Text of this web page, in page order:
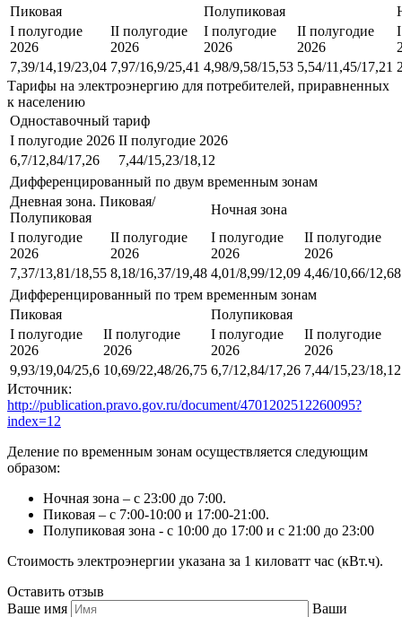
Пиковая
Полупиковая
I полугодие
2026
II полугодие
2026
I полугодие
2026
II полугодие
2026
7,39/14,19/23,04 7,97/16,9/25,41 4,98/9,58/15,53 5,54/11,45/17,21
Тарифы на электроэнергию для потребителей, приравненных
к населению
Одноставочный тариф
I полугодие 2026 II полугодие 2026
6,7/12,84/17,26
7,44/15,23/18,12
Дифференцированный по двум временным зонам
Дневная зона. Пиковая/
Полупиковая
Ночная зона
I полугодие
2026
II полугодие
2026
I полугодие
2026
II полугодие
2026
7,37/13,81/18,55 8,18/16,37/19,48 4,01/8,99/12,09 4,46/10,66/12,68
Дифференцированный по трем временным зонам
Пиковая
Полупиковая
I полугодие
2026
II полугодие
2026
I полугодие
2026
II полугодие
2026
9,93/19,04/25,6 10,69/22,48/26,75 6,7/12,84/17,26 7,44/15,23/18,12
Источник:
http://publication.pravo.gov.ru/document/4701202512260095?
index=12
Деление по временным зонам осуществляется следующим
образом:
Ночная зона – с 23:00 до 7:00.
Пиковая – с 7:00-10:00 и 17:00-21:00.
Полупиковая зона - с 10:00 до 17:00 и с 21:00 до 23:00
Стоимость электроэнергии указана за 1 киловатт час (кВт.ч).
Оставить отзыв
Ваше имя
Ваши